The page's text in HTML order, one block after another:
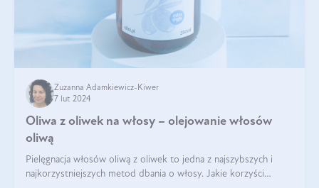
Zuzanna Adamkiewicz-Kiwer
7 lut 2024
Oliwa z oliwek na włosy – olejowanie włosów
oliwą
Pielęgnacja włosów oliwą z oliwek to jedna z najszybszych i
najkorzystniejszych metod dbania o włosy. Jakie korzyści